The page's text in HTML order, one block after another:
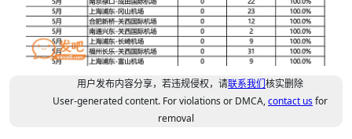
用户发布内容分享，若违规侵权，请联系我们核实删除
User-generated content. For violations or DMCA,contact usfor
removal